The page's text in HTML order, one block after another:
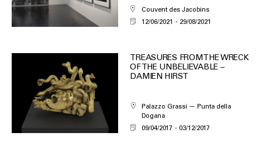
Couvent des Jacobins
12/06/2021
29/08/2021
TREASURES FROM THE WRECK
OF THE UNBELIEVABLE –
DAMIEN HIRST
Palazzo Grassi — Punta della
Dogana
09/04/2017
03/12/2017